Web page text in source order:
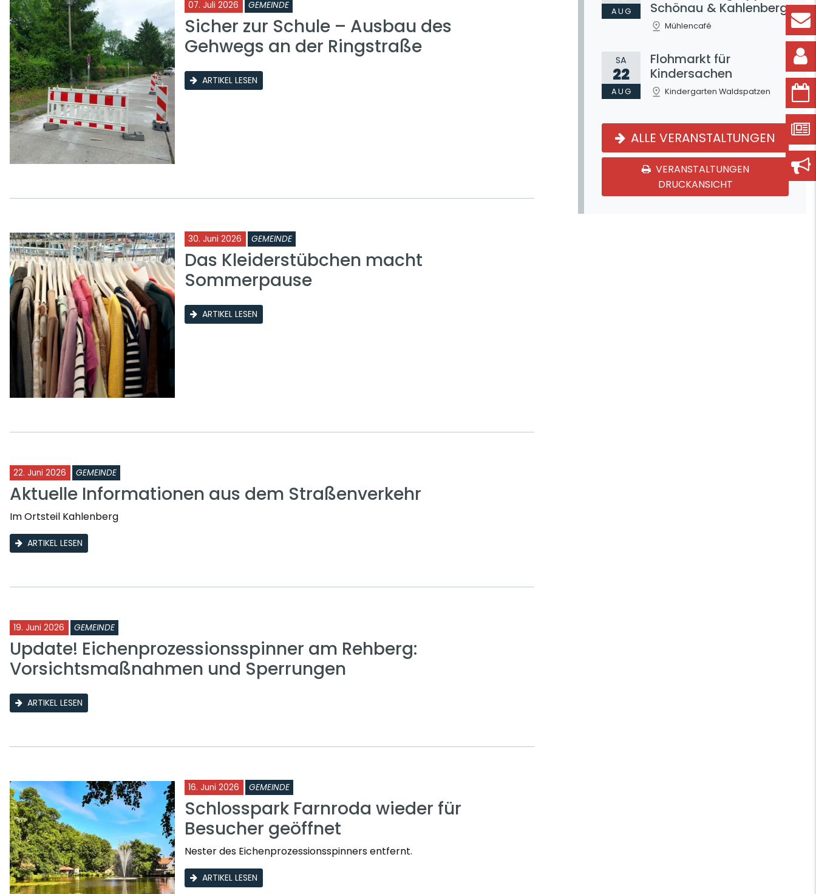
07. Juli 2026 GEMEINDE
Sicher zur Schule – Ausbau des
Gehwegs an der Ringstraße
ARTIKEL LESEN
30. Juni 2026 GEMEINDE
Das Kleiderstübchen macht
Sommerpause
ARTIKEL LESEN
22. Juni 2026 GEMEINDE
Aktuelle Informationen aus dem Straßenverkehr
Im Ortsteil Kahlenberg
ARTIKEL LESEN
19. Juni 2026 GEMEINDE
Update! Eichenprozessionsspinner am Rehberg:
Vorsichtsmaßnahmen und Sperrungen
ARTIKEL LESEN
16. Juni 2026 GEMEINDE
Schlosspark Farnroda wieder für
Besucher geöffnet
Nester des Eichenprozessionsspinners entfernt.
ARTIKEL LESEN
AUG
Schönau & Kahlenberg
Mühlencafé
SA
22
AUG
Flohmarkt für
Kindersachen
Kindergarten Waldspatzen
ALLE VERANSTALTUNGEN
VERANSTALTUNGEN
DRUCKANSICHT